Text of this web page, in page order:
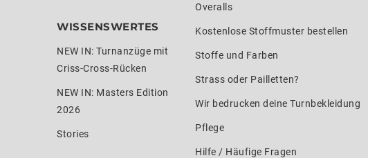
WISSENSWERTES
NEW IN: Turnanzüge mit
Criss-Cross-Rücken
NEW IN: Masters Edition
2026
Stories
Overalls
Kostenlose Stoffmuster bestellen
Stoffe und Farben
Strass oder Pailletten?
Wir bedrucken deine Turnbekleidung
Pflege
Hilfe / Häufige Fragen